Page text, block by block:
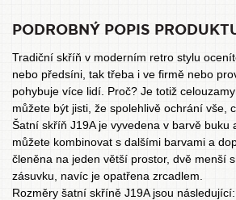
PODROBNÝ POPIS
Tradiční skříň v moderním retro stylu
nebo předsíni, tak třeba i ve firmě nebo
pohybuje více lidí. Proč? Je totiž
můžete být jisti, že spolehlivě ochrání vše,
Šatní skříň J19A je vyvedena v barvě buku
můžete kombinovat s dalšími barvami a
členěna na jeden větší prostor, dvě menší
zásuvku, navíc je opatřena zrcadlem.
Rozměry šatní skříně J19A jsou